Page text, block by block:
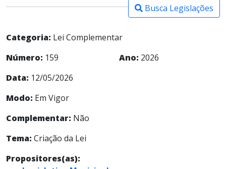
Busca Legislações
Categoria: Lei Complementar
Número: 159 Ano: 2026
Data: 12/05/2026
Modo: Em Vigor
Complementar: Não
Tema: Criação da Lei
Propositores(as):